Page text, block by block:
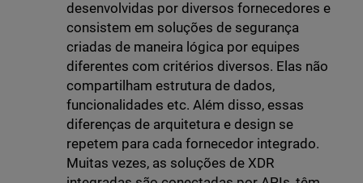
desenvolvidas por diversos fornecedores e
consistem em soluções de segurança
criadas de maneira lógica por equipes
diferentes com critérios diversos. Elas não
compartilham estrutura de dados,
funcionalidades etc. Além disso, essas
diferenças de arquitetura e design se
repetem para cada fornecedor integrado.
Muitas vezes, as soluções de XDR